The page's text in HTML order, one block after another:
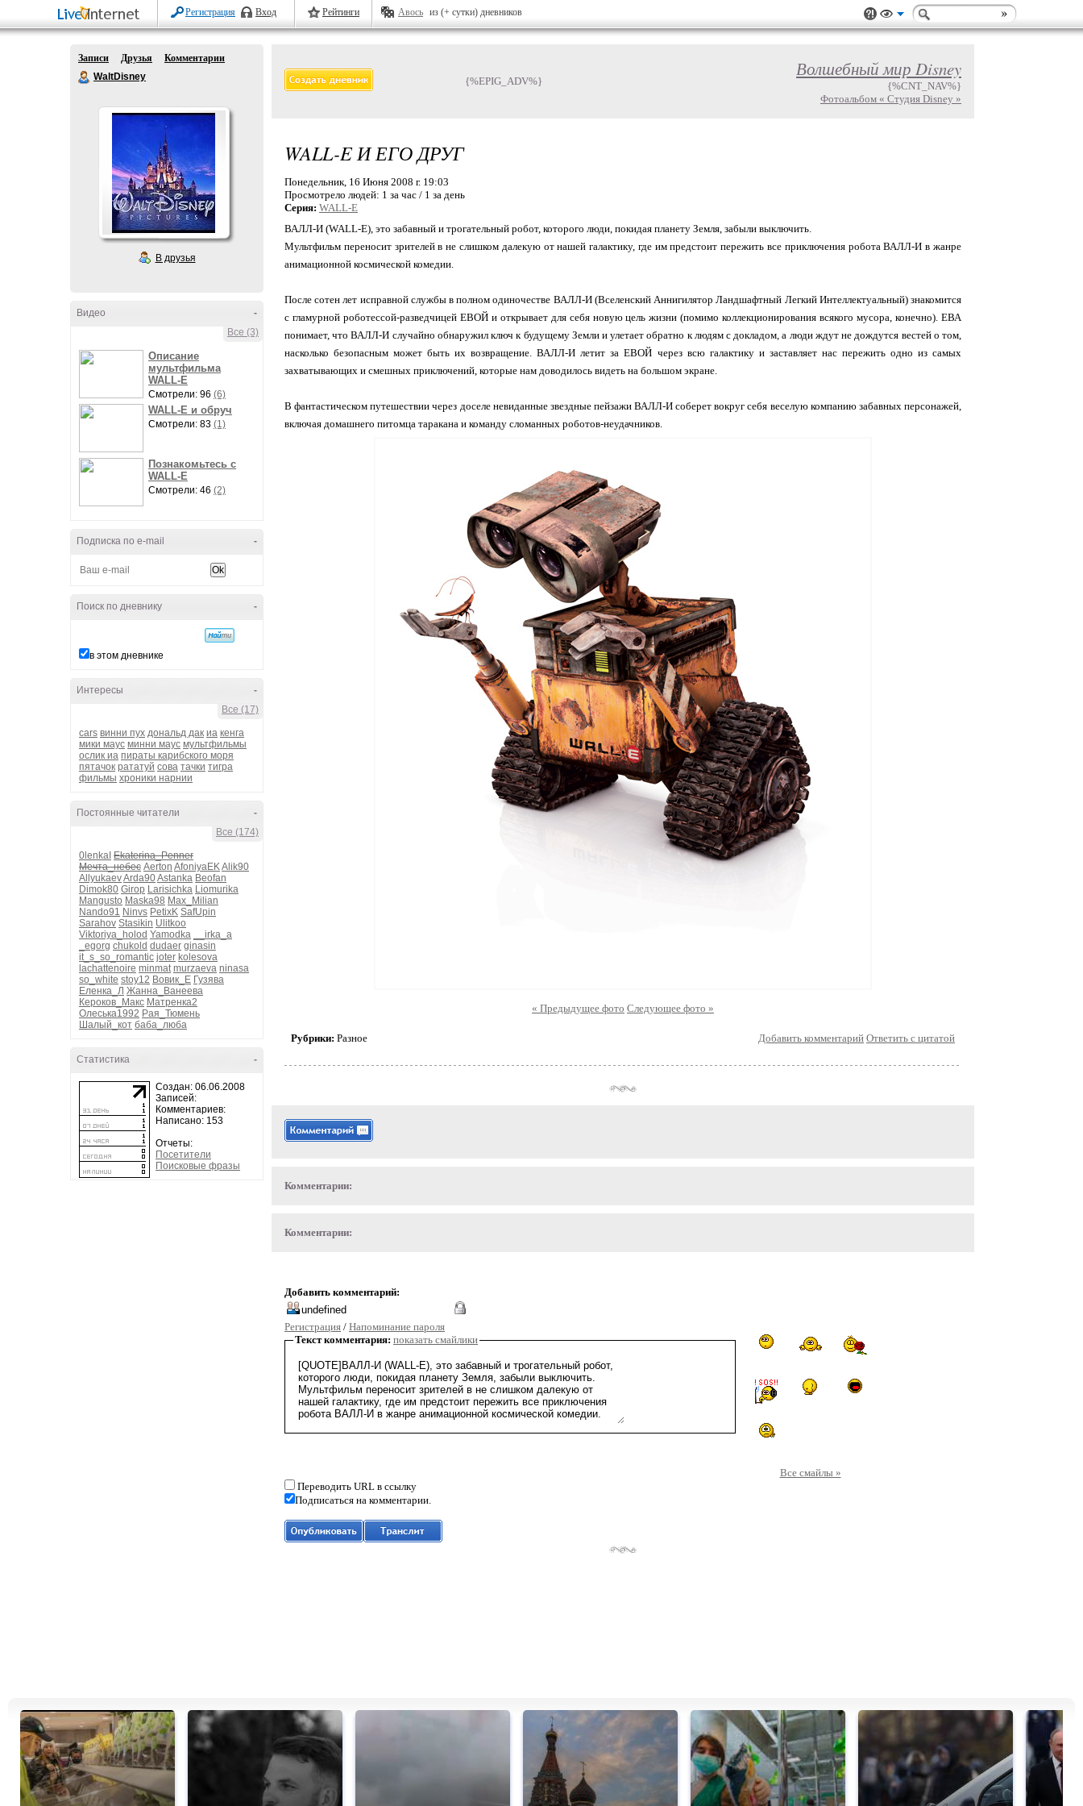
Регистрация Вход Рейтинги Авось из (+ сутки) дневников
Записи Друзья
Комментарии
WaltDisney
В друзья
-
Видео
Все (3)
Описание
мультфильма
WALL-E
Смотрели: 96 (6)
WALL-E и обруч
Смотрели: 83 (1)
Познакомьтесь с
WALL-E
Смотрели: 46 (2)
-
Подписка по e-mail
-
Поиск по дневнику
в этом дневнике
-
Интересы
Все (17)
cars винни пух дональд дак иа кенга
мики маус минни маус мультфильмы
ослик иа пираты карибского моря
пятачок рататуй сова тачки тигра
фильмы хроники нарнии
-
Постоянные читатели
Все (174)
0lenkaI Ekaterina_Penner
Мечта_небес Aerton AfoniyaEKAlik90
AllyukaevArda90Astanka Beofan
Dimok80 Girop Larisichka Liomurika
Mangusto Maska98 Max_Milian
Nando91 Ninvs PetixK SafUpin
Sarahov Stasikin Ulitkoo
Viktoriya_holod Yamodka
__irka_a
_egorg chukold dudaer ginasin
it_s_so_romantic joter kolesova
lachattenoire minmat murzaeva ninasa
so_white stoy12 Вовик_Е Гузява
Еленка_Л Жанна_Ванеева
Кероков_Макс Матренка2
Олеська1992 Рая_Тюмень
Шалый_кот баба_люба
-
Статистика
Создан: 06.06.2008
Записей:
Комментариев:
Написано: 153
Отчеты:
Посетители
Поисковые фразы
{%EPIG_ADV%}
Волшебный мир Disney
{%CNT_NAV%}
Фотоальбом « Студия Disney »
WALL-E И ЕГО ДРУГ
Понедельник, 16 Июня 2008 г. 19:03
Просмотрело людей: 1 за час / 1 за день
Серия: WALL-E
ВАЛЛ-И (WALL-E), это забавный и трогательный робот, которого люди, покидая планету Земля, забыли выключить.
Мультфильм переносит зрителей в не слишком далекую от нашей галактику, где им предстоит пережить все приключения робота ВАЛЛ-И в жанре
анимационной космической комедии.
После сотен лет исправной службы в полном одиночестве ВАЛЛ-И (Вселенский Аннигилятор Ландшафтный Легкий Интеллектуальный) знакомится
с гламурной роботессой-разведчицей ЕВОЙ и открывает для себя новую цель жизни (помимо коллекционирования всякого мусора, конечно). ЕВА
понимает, что ВАЛЛ-И случайно обнаружил ключ к будущему Земли и улетает обратно к людям с докладом, а люди ждут не дождутся вестей о том,
насколько безопасным может быть их возвращение. ВАЛЛ-И летит за ЕВОЙ через всю галактику и заставляет нас пережить одно из самых
захватывающих и смешных приключений, которые нам доводилось видеть на большом экране.
В фантастическом путешествии через доселе невиданные звездные пейзажи ВАЛЛ-И соберет вокруг себя веселую компанию забавных персонажей,
включая домашнего питомца таракана и команду сломанных роботов-неудачников.
« Предыдущее фото Следующее фото »
Рубрики: Разное Добавить комментарий Ответить с цитатой
Комментарии:
Комментарии:
Добавить комментарий:
Регистрация / Напоминание пароля
Текст комментария: показать смайлики
Все смайлы »
Переводить URL в ссылку
Подписаться на комментарии.